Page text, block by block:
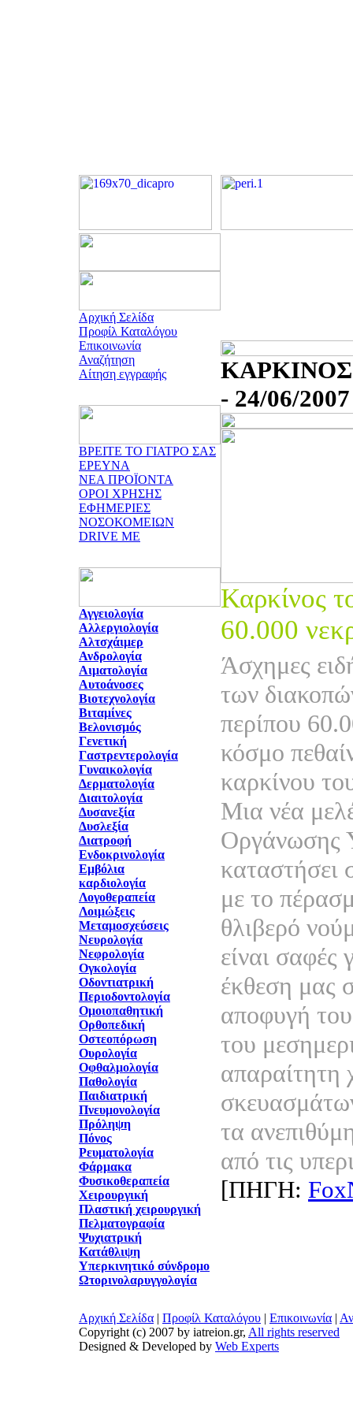
Αρχική Σελίδα
Προφίλ Καταλόγου
Επικοινωνία
Αναζήτηση
Αίτηση εγγραφής
ΒΡΕΙΤΕ ΤΟ ΓΙΑΤΡΟ ΣΑΣ
ΕΡΕΥΝΑ
ΝΕΑ ΠΡΟΪΟΝΤΑ
ΟΡΟΙ ΧΡΗΣΗΣ
ΕΦΗΜΕΡΙΕΣ
ΝΟΣΟΚΟΜΕΙΩΝ
DRIVE ME
Αγγειολογία
Αλλεργιολογία
Αλτσχάιμερ
Ανδρολογία
Αιματολογία
Αυτοάνοσες
Βιοτεχνολογία
Βιταμίνες
Βελονισμός
Γενετική
Γαστρεντερολογία
Γυναικολογία
Δερματολογία
Διαιτολογία
Δυσανεξία
Δυσλεξία
Διατροφή
Ενδοκρινολογία
Εμβόλια
καρδιολογία
Λογοθεραπεία
Λοιμώξεις
Μεταμοσχεύσεις
Νευρολογία
Νεφρολογία
Ογκολογία
Οδοντιατρική
Περιοδοντολογία
Ομοιοπαθητική
Ορθοπεδική
Οστεοπόρωση
Ουρολογία
Οφθαλμολογία
Παθολογία
Παιδιατρική
Πνευμονολογία
Πρόληψη
Πόνος
Ρευματολογία
Φάρμακα
Φυσικοθεραπεία
Χειρουργική
Πλαστική χειρουργική
Πελματογραφία
Ψυχιατρική
Κατάθλιψη
Υπερκινητικό σύνδρομο
Ωτορινολαρυγγολογία
- 24/06/2007
Καρκίνος
60.000
Άσχημες
των
περίπου
κόσμο
καρκίνου
Μια νέα
Οργάνωσης
καταστήσει
με το
θλιβερό
είναι σαφές
έκθεση μας
αποφυγή
του
απαραίτητη
τα
από τις
[ΠΗΓΗ:
Αρχική Σελίδα | Προφίλ Καταλόγου | Επικοινωνία |
Copyright (c) 2007 by iatreion.gr, All rights reserved
Designed & Developed by Web Experts